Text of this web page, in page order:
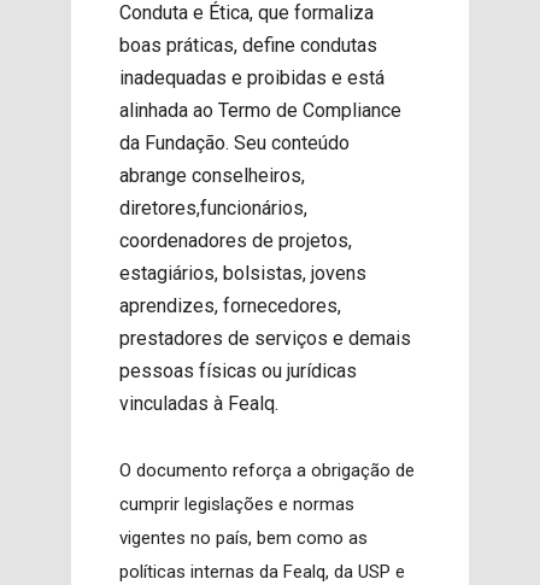
Conduta e Ética, que formaliza
boas práticas, define condutas
inadequadas e proibidas e está
alinhada ao Termo de Compliance
da Fundação. Seu conteúdo
abrange conselheiros,
diretores,funcionários,
coordenadores de projetos,
estagiários, bolsistas, jovens
aprendizes, fornecedores,
prestadores de serviços e demais
pessoas físicas ou jurídicas
vinculadas à Fealq.
O documento reforça a obrigação de
cumprir legislações e normas
vigentes no país, bem como as
políticas internas da Fealq, da USP e